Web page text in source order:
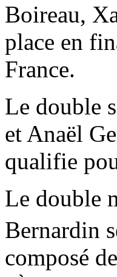
Boireau,
place en
France.
Le double
et Anaël
qualifie
Le double
Bernardin
composé